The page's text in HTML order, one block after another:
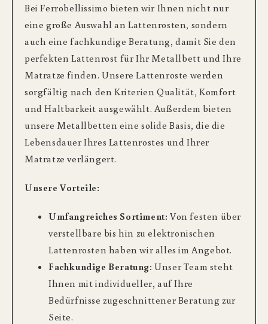
Bei Ferrobellissimo bieten wir Ihnen nicht nur
eine große Auswahl an Lattenrosten, sondern
auch eine fachkundige Beratung, damit Sie den
perfekten Lattenrost für Ihr Metallbett und Ihre
Matratze finden. Unsere Lattenroste werden
sorgfältig nach den Kriterien Qualität, Komfort
und Haltbarkeit ausgewählt. Außerdem bieten
unsere Metallbetten eine solide Basis, die die
Lebensdauer Ihres Lattenrostes und Ihrer
Matratze verlängert.
Unsere Vorteile:
Umfangreiches Sortiment: Von festen über
verstellbare bis hin zu elektronischen
Lattenrosten haben wir alles im Angebot.
Fachkundige Beratung: Unser Team steht
Ihnen mit individueller, auf Ihre
Bedürfnisse zugeschnittener Beratung zur
Seite.